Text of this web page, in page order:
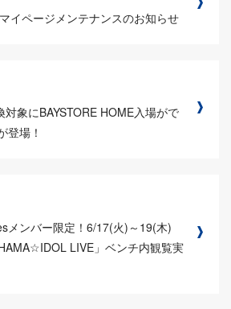
イページメンテナンスのお知らせ
対象にBAYSTORE HOME入場がで
登場！
メンバー限定！6/17(火)～19(木)
LIVE」ベンチ内観覧実